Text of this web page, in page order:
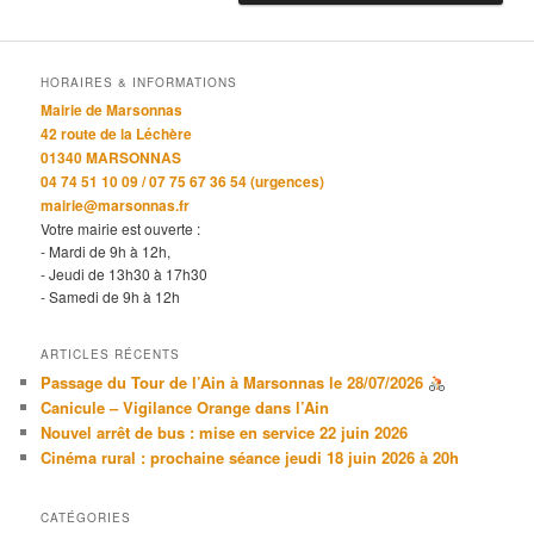
HORAIRES & INFORMATIONS
Mairie de Marsonnas
42 route de la Léchère
01340 MARSONNAS
04 74 51 10 09 / 07 75 67 36 54 (urgences)
mairie@marsonnas.fr
Votre mairie est ouverte :
- Mardi de 9h à 12h,
- Jeudi de 13h30 à 17h30
- Samedi de 9h à 12h
ARTICLES RÉCENTS
Passage du Tour de l’Ain à Marsonnas le 28/07/2026
Canicule – Vigilance Orange dans l’Ain
Nouvel arrêt de bus : mise en service 22 juin 2026
Cinéma rural : prochaine séance jeudi 18 juin 2026 à 20h
CATÉGORIES